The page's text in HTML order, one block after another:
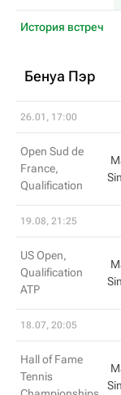
История встреч
Бенуа Пэр
26.01, 17:00
Open Sud de
France,
Qualification
19.08, 21:25
US Open,
Qualification
ATP
18.07, 20:05
Hall of Fame
Tennis